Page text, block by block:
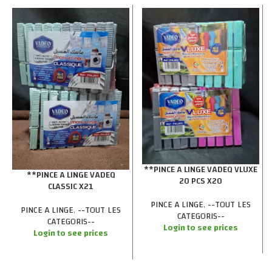
**PINCE A LINGE VADEQ
CLASSIC X21
PINCE A LINGE, --TOUT LES
CATEGORIS--
Login to see prices
**PINCE A LINGE VADEQ VLUXE
20 PCS X20
PINCE A LINGE, --TOUT LES
CATEGORIS--
Login to see prices